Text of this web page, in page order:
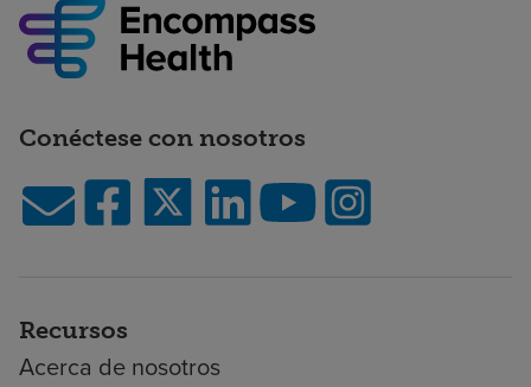
Conéctese con nosotros
Recursos
Acerca de nosotros